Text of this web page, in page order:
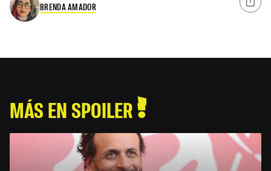
BRENDA AMADOR
MÁS EN SPOILER